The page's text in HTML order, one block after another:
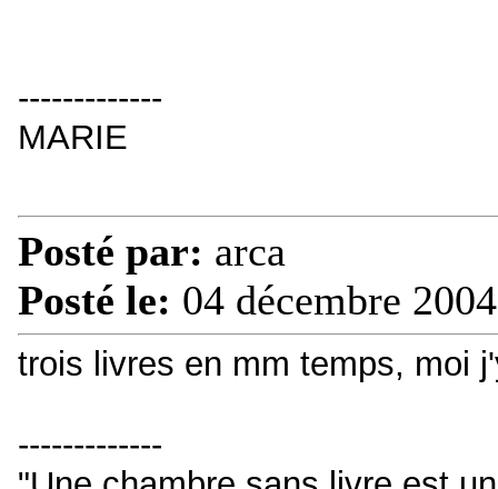
-------------
MARIE
Posté par: arca
Posté le: 04 décembre
trois livres en mm temps, moi
-------------